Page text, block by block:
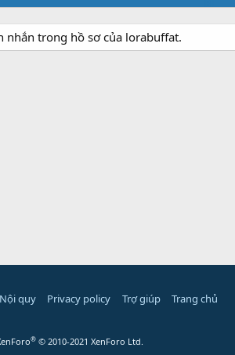
nhắn trong hồ sơ của lorabuffat.
quy Privacy policy Trợ giúp Trang chủ
® © 2010-2021 XenForo Ltd.